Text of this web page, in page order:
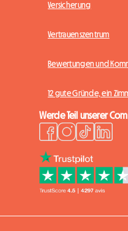
Versicherung
Vertrauenszentrum
Bewertungen und
12 gute Gründe, ein
Werde Teil unserer